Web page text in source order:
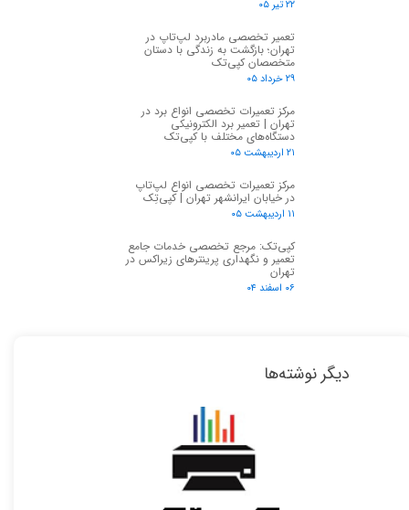
۲۲ تیر ۰۵
تعمیر تخصصی مادربرد لپ‌تاپ در
تهران؛ بازگشت به زندگی با دستان
متخصصان کپی‌تک
۲۹ خرداد ۰۵
مرکز تعمیرات تخصصی انواع برد در
تهران | تعمیر برد الکترونیکی
دستگاه‌های مختلف با کپی‌تک
۲۱ اردیبهشت ۰۵
مرکز تعمیرات تخصصی انواع لپ‌تاپ
در خیابان ایرانشهر تهران | کپی‌تِک
۱۱ اردیبهشت ۰۵
کپی‌تک: مرجع تخصصی خدمات جامع
تعمیر و نگهداری پرینترهای زیراکس در
تهران
۰۶ اسفند ۰۴
دیگر نوشته‌ها